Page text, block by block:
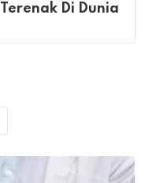
Terenak Di Dunia